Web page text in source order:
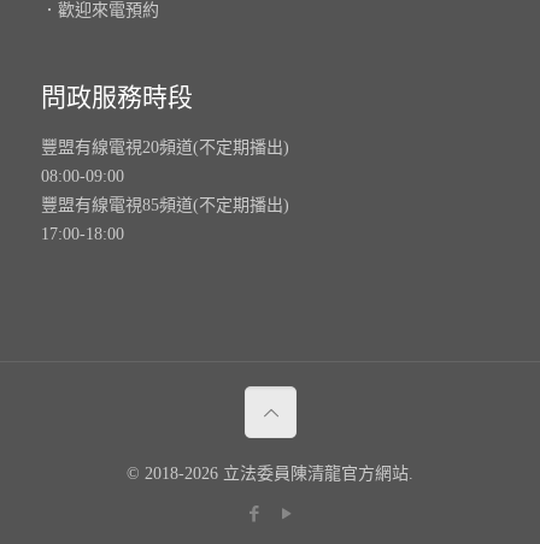
．歡迎來電預約
問政服務時段
豐盟有線電視20頻道(不定期播出)
08:00-09:00
豐盟有線電視85頻道(不定期播出)
17:00-18:00
© 2018-2026 立法委員陳清龍官方網站.